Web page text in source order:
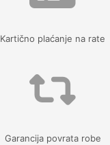
Kartično plaćanje na rate
Garancija povrata robe